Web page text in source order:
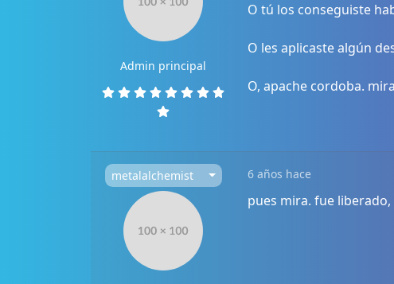
Admin principal
O tú los conseguiste
O les aplicaste algún
O, apache cordoba.
metalalchemist 6 años hace
pues mira. fue